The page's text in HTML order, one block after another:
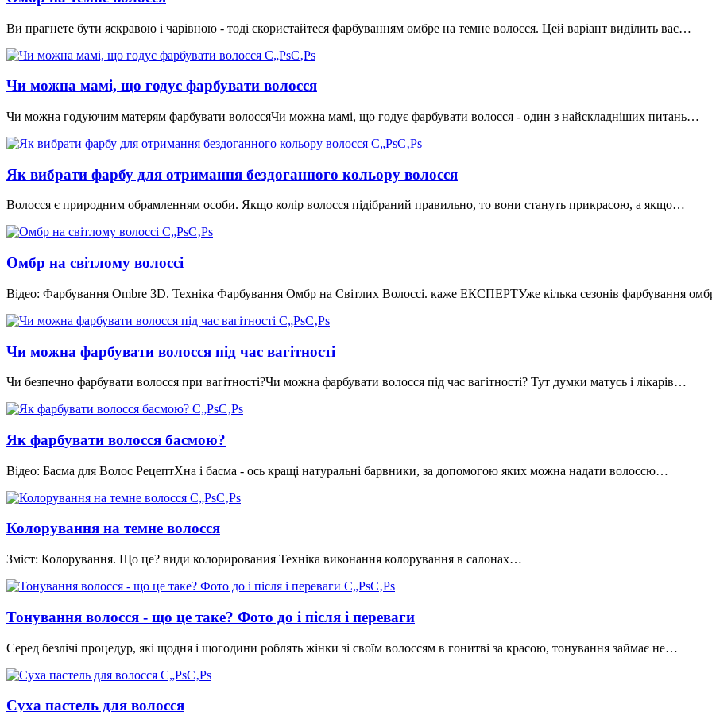
Ви прагнете бути яскравою і чарівною - тоді скористайтеся фарбуванням омбре на темне волосся. Цей варіант виділить вас…
Чи можна мамі, що годує фарбувати волосся
Чи можна годуючим матерям фарбувати волоссяЧи можна мамі, що годує фарбувати волосся - один з найскладніших питань…
Як вибрати фарбу для отримання бездоганного кольору волосся
Волосся є природним обрамленням особи. Якщо колір волосся підібраний правильно, то вони стануть прикрасою, а якщо…
Омбр на світлому волоссі
Відео: Фарбування Ombre 3D. Техніка Фарбування Омбр на Світлих Волоссі. каже ЕКСПЕРТУже кілька сезонів фарбування
Чи можна фарбувати волосся під час вагітності
Чи безпечно фарбувати волосся при вагітності?Чи можна фарбувати волосся під час вагітності? Тут думки матусь і лікарів…
Як фарбувати волосся басмою?
Відео: Басма для Волос РецептХна і басма - ось кращі натуральні барвники, за допомогою яких можна надати волоссю…
Колорування на темне волосся
Зміст: Колорування. Що це? види колорирования Техніка виконання колорування в салонах…
Тонування волосся - що це таке? Фото до і після і переваги
Серед безлічі процедур, які щодня і щогодини роблять жінки зі своїм волоссям в гонитві за красою, тонування займає не…
Суха пастель для волосся